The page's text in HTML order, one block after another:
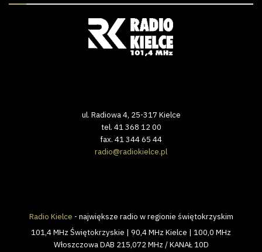
ul. Radiowa 4, 25-317 Kielce
tel. 41 368 12 00
fax. 41 344 65 44
radio@radiokielce.pl
Radio Kielce - największe radio w regionie świętokrzyskim
101,4 MHz Świętokrzyskie | 90,4 MHz Kielce | 100,0 MHz
Włoszczowa DAB 215,072 MHz / KANAŁ 10D